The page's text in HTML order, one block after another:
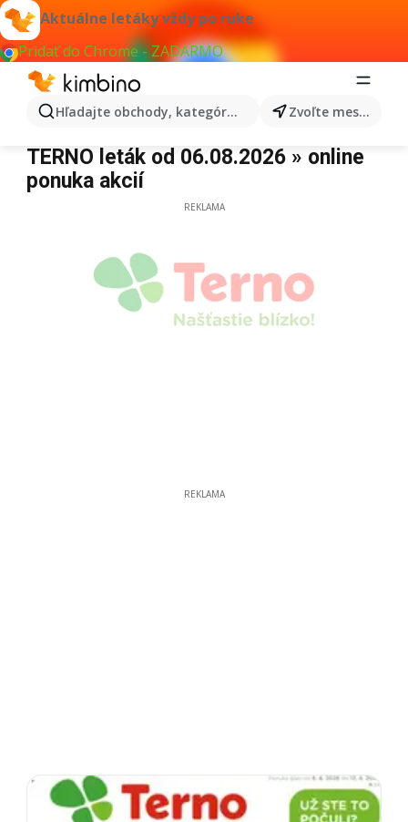
Aktuálne letáky vždy po ruke
Pridať do Chrome - ZADARMO
Hľadajte obchody, kategórie, produkty... Zvoľte mesto
Terno
TERNO leták od 06.08.2026 » online
ponuka akcií
REKLAMA
REKLAMA